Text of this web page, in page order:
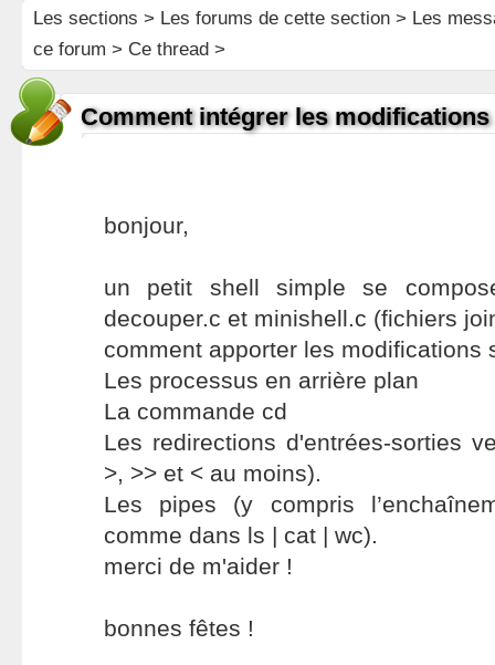
Les sections > Les forums de cette section> Les
ce forum > Ce thread >
Comment intégrer les
bonjour,
un petit shell simple se
decouper.c et minishell.c (fichiers
comment apporter les modifications
Les processus en arrière plan
La commande cd
Les redirections d'entrées-sorties
>, >> et < au moins).
Les pipes (y compris
comme dans ls | cat | wc).
merci de m'aider !
bonnes fêtes !